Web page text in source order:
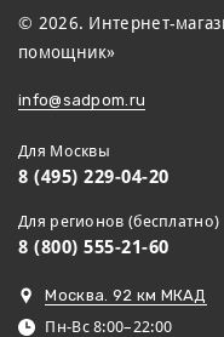
© 2026. Интернет-
помощник»
info@sadpom.ru
Для Москвы
8 (495) 229-04-20
Для регионов (бесплатно)
8 (800) 555-21-60
Москва. 92 км МКАД
Пн-Вс 8:00–22:00